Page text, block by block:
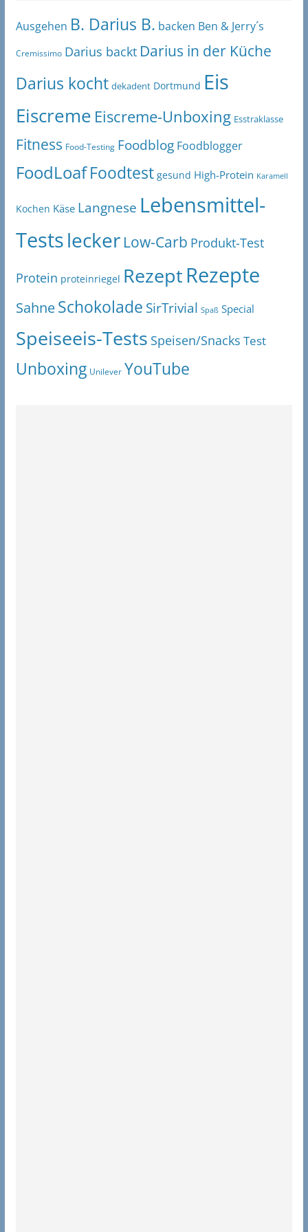
Ausgehen B. Darius B. backen Ben & Jerry´s
Cremissimo Darius backt Darius in der Küche
Darius kocht dekadent Dortmund Eis
Eiscreme Eiscreme-Unboxing Esstraklasse
Fitness Food-Testing Foodblog Foodblogger
FoodLoaf Foodtest gesund High-Protein Karamell
Kochen Käse Langnese Lebensmittel-
Testslecker Low-Carb Produkt-Test
Protein proteinriegel RezeptRezepte
SahneSchokolade SirTrivial Spaß Special
Speiseeis-Tests Speisen/Snacks Test
Unboxing Unilever YouTube